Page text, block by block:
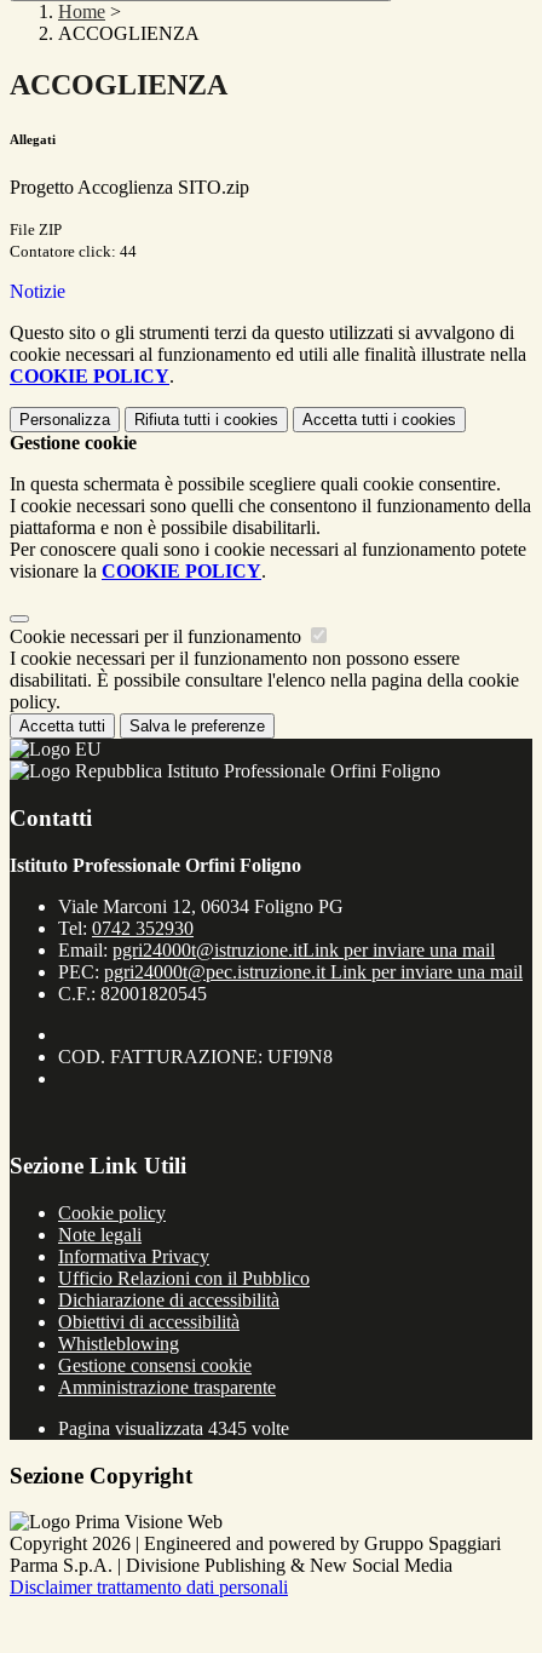
Home >
ACCOGLIENZA
ACCOGLIENZA
Allegati
Progetto Accoglienza SITO.zip
File ZIP
Contatore click: 44
Notizie
Questo sito o gli strumenti terzi da questo utilizzati si avvalgono di
cookie necessari al funzionamento ed utili alle finalità illustrate nella
COOKIE POLICY.
Personalizza Rifiuta tutti i cookies Accetta tutti i cookies
Gestione cookie
In questa schermata è possibile scegliere quali cookie consentire.
I cookie necessari sono quelli che consentono il funzionamento della
piattaforma e non è possibile disabilitarli.
Per conoscere quali sono i cookie necessari al funzionamento potete
visionare la COOKIE POLICY.
Cookie necessari per il funzionamento
I cookie necessari per il funzionamento non possono essere
disabilitati. È possibile consultare l'elenco nella pagina della cookie
policy.
Accetta tutti Salva le preferenze
Istituto Professionale Orfini Foligno
Contatti
Istituto Professionale Orfini Foligno
Viale Marconi 12, 06034 Foligno PG
Tel: 0742 352930
Email: pgri24000t@istruzione.itLink per inviare una mail
PEC: pgri24000t@pec.istruzione.it Link per inviare una mail
C.F.: 82001820545
COD. FATTURAZIONE: UFI9N8
Sezione Link Utili
Cookie policy
Note legali
Informativa Privacy
Ufficio Relazioni con il Pubblico
Dichiarazione di accessibilità
Obiettivi di accessibilità
Whistleblowing
Gestione consensi cookie
Amministrazione trasparente
Pagina visualizzata 4345 volte
Sezione Copyright
Copyright 2026 | Engineered and powered by Gruppo Spaggiari
Parma S.p.A. | Divisione Publishing & New Social Media
Disclaimer trattamento dati personali